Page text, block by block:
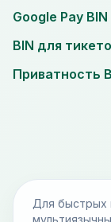
Google Pay BIN
BIN для
Приватность
Для быстрых